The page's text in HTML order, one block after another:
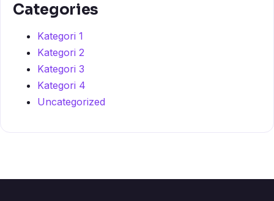
Categories
Kategori 1
Kategori 2
Kategori 3
Kategori 4
Uncategorized